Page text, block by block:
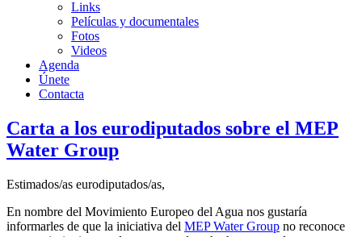
Links
Películas y documentales
Fotos
Videos
Agenda
Únete
Contacta
Carta a los eurodiputados sobre el MEP
Water Group
Estimados/as eurodiputados/as,
En nombre del Movimiento Europeo del Agua nos gustaría
informarles de que la iniciativa del MEP Water Group no reconoce